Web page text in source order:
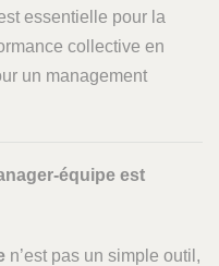
essentielle pour la
collective en
un management
équipe est
n’est pas un simple outil,